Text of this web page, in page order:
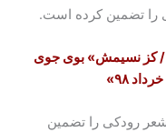
را تضمین کرده است.
/ کز نسیمش» بوی جوی
۹۸»
رودکی را تضمین